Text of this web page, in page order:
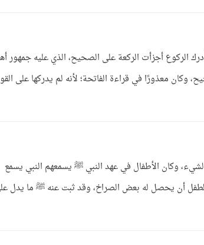
الركوع أجزأت الركعة على الصحيح، الذي عليه جمهور
وكان معذورًا في قراءة الفاتحة؛ لأنه لم يدركها على
وكان الأطفال في عهد النبي ﷺ يسمعهم النبي يسمع
أن يحصل له بعض الصراخ، وقد ثبت عنه ﷺ ما يدل